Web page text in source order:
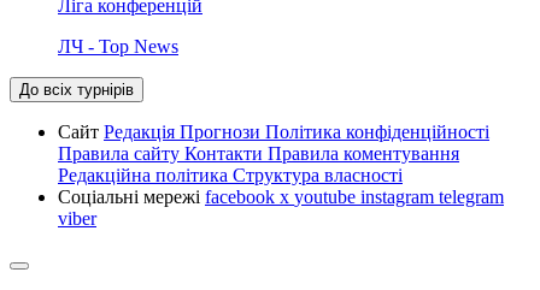
Ліга конференцій
ЛЧ - Top News
До всіх турнірів
Сайт Редакція Прогнози Політика конфіденційності
Правила сайту Контакти Правила коментування
Редакційна політика Структура власності
Соціальні мережі facebook x youtube instagram telegram
viber